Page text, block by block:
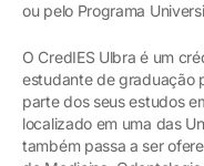
ou pelo Programa
O CredIES Ulbra é um
estudante de graduação
parte dos seus estudos
localizado em uma das
também passa a ser